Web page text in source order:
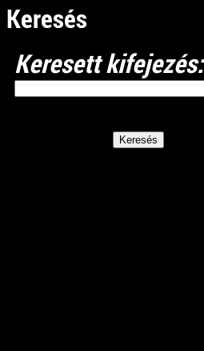
Keresés
Keresett kifejezés: